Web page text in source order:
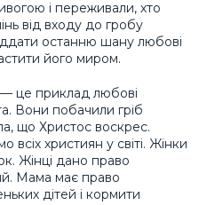
і переживали, хто
від входу до гробу
останню шану любові
його миром.
це приклад любові
Вони побачили гріб
що Христос воскрес.
християн у світі. Жінки
Жінці дано право
Мама має право
дітей і кормити